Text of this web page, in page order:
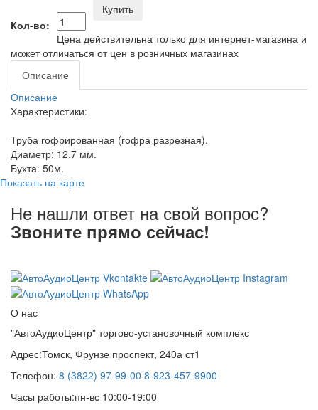
Кол-во:
Купить
Цена действительна только для интернет-магазина и
может отличаться от цен в розничных магазинах
Описание
Описание
Характеристики:
Труба гофрированная (гофра разрезная).
Диаметр: 12.7 мм.
Бухта: 50м.
Показать на карте
Не нашли ответ на свой вопрос?
Звоните прямо сейчас!
О нас
"АвтоАудиоЦентр" торгово-установочный комплекс
Адрес:Томск, Фрунзе проспект, 240а ст1
Телефон: 8 (3822) 97-99-00 8-923-457-9900
Часы работы:пн-вс 10:00-19:00